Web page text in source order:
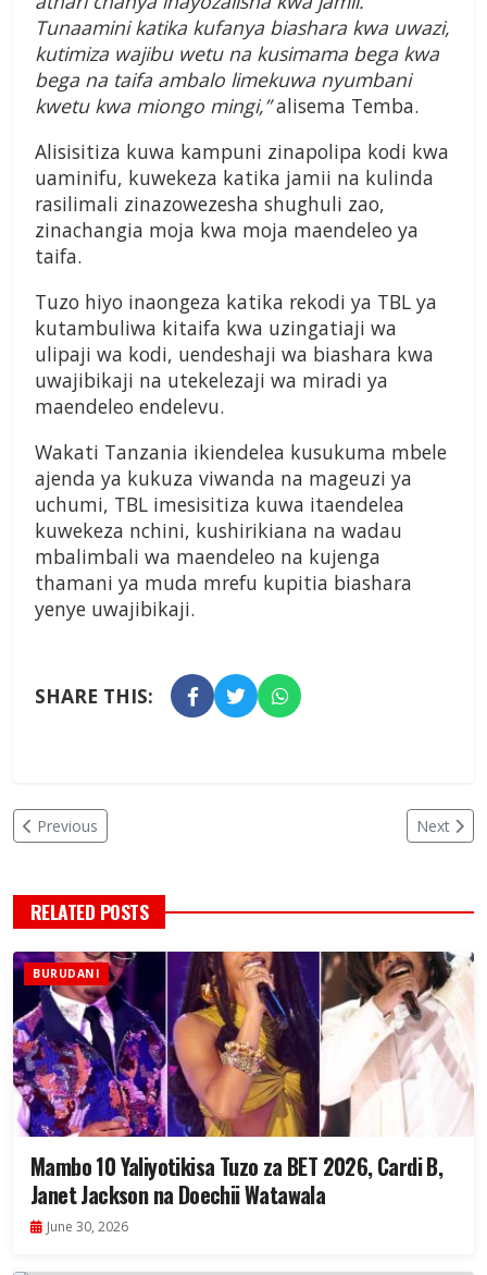
Tunaamini katika kufanya biashara kwa uwazi,
kutimiza wajibu wetu na kusimama bega kwa
bega na taifa ambalo limekuwa nyumbani
kwetu kwa miongo mingi,”alisema Temba.
Alisisitiza kuwa kampuni zinapolipa kodi kwa
uaminifu, kuwekeza katika jamii na kulinda
rasilimali zinazowezesha shughuli zao,
zinachangia moja kwa moja maendeleo ya
taifa.
Tuzo hiyo inaongeza katika rekodi ya TBL ya
kutambuliwa kitaifa kwa uzingatiaji wa
ulipaji wa kodi, uendeshaji wa biashara kwa
uwajibikaji na utekelezaji wa miradi ya
maendeleo endelevu.
Wakati Tanzania ikiendelea kusukuma mbele
ajenda ya kukuza viwanda na mageuzi ya
uchumi, TBL imesisitiza kuwa itaendelea
kuwekeza nchini, kushirikiana na wadau
mbalimbali wa maendeleo na kujenga
thamani ya muda mrefu kupitia biashara
yenye uwajibikaji.
SHARE THIS:
Previous Next
RELATED POSTS
BURUDANI
Mambo 10 Yaliyotikisa Tuzo za BET 2026, Cardi B,
Janet Jackson na Doechii Watawala
June 30, 2026